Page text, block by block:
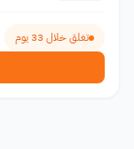
تغلق خلال 33 يوم